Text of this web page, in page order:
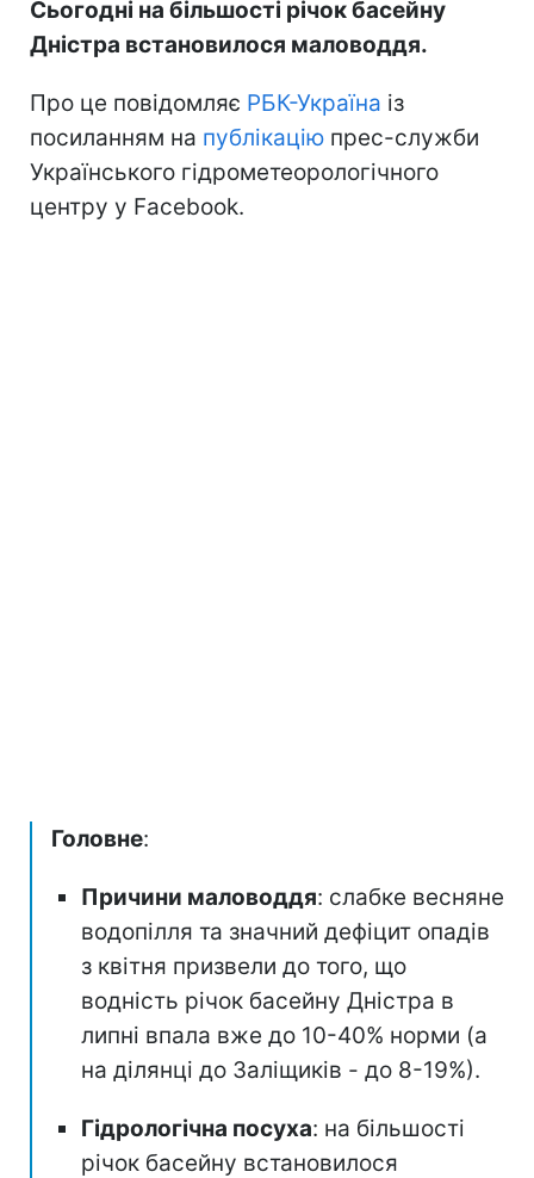
Сьогодні на більшості річок басейну
Дністра встановилося маловоддя.
Про це повідомляє РБК-Україна із
посиланням на публікацію прес-служби
Українського гідрометеорологічного
центру у Facebook.
Головне:
Причини маловоддя: слабке весняне
водопілля та значний дефіцит опадів
з квітня призвели до того, що
водність річок басейну Дністра в
липні впала вже до 10-40% норми (а
на ділянці до Заліщиків - до 8-19%).
Гідрологічна посуха: на більшості
річок басейну встановилося